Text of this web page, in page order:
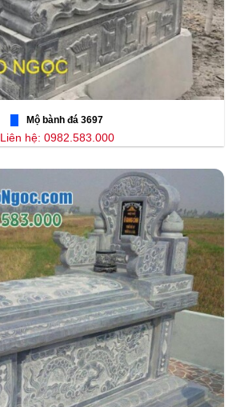
Mộ bành đá 3697
Liên hệ: 0982.583.000